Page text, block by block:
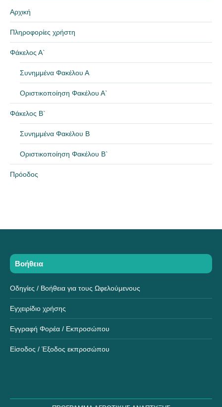
Αρχική
Πληροφορίες χρήστη
Φάκελος Α`
Συνημμένα Φακέλου Α
Οριστικοποίηση Φακέλου Α`
Φάκελος Β`
Συνημμένα Φακέλου Β
Οριστικοποίηση Φακέλου Β`
Πρόοδος
Βοήθεια
Οδηγίες / Βοήθεια για τους Ωφελούμενους
Εγχειρίδιο χρήσης
Εγγραφή Φορέα / Εκπροσώπου
Είσοδος / Έξοδος εκπροσώπου